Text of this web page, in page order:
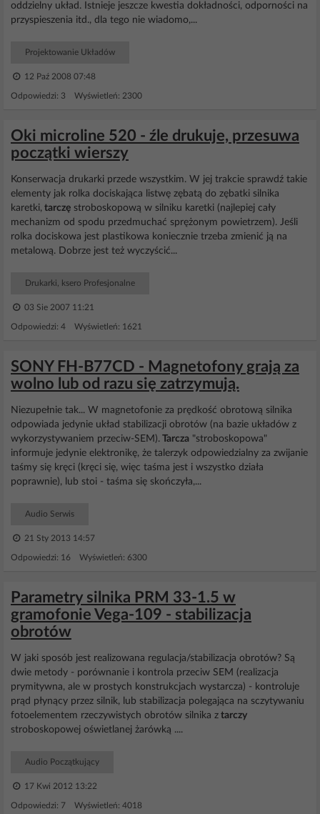
oddzielny układ. Istnieje jeszcze kwestia dokładności, odporności na
przyspieszenia itd., dla tego nie wiadomo,...
Projektowanie Układów
12 Paź 2008 07:48
Odpowiedzi: 3 Wyświetleń: 2300
Oki microline 520 - źle drukuje, przesuwa
początki wierszy
Konserwacja drukarki przede wszystkim. W jej trakcie sprawdź takie
elementy jak rolka dociskająca listwę zębatą do zębatki silnika
karetki, tarczę stroboskopową w silniku karetki (najlepiej cały
mechanizm od spodu przedmuchać sprężonym powietrzem). Jeśli
rolka dociskowa jest plastikowa koniecznie trzeba zmienić ją na
metalową. Dobrze jest też wyczyścić...
Drukarki, ksero Profesjonalne
03 Sie 2007 11:21
Odpowiedzi: 4 Wyświetleń: 1621
SONY FH-B77CD - Magnetofony grają za
wolno lub od razu się zatrzymują.
Niezupełnie tak... W magnetofonie za prędkość obrotową silnika
odpowiada jedynie układ stabilizacji obrotów (na bazie układów z
wykorzystywaniem przeciw-SEM). Tarcza "stroboskopowa"
informuje jedynie elektronikę, że talerzyk odpowiedzialny za zwijanie
taśmy się kręci (kręci się, więc taśma jest i wszystko działa
poprawnie), lub stoi - taśma się skończyła,...
Audio Serwis
21 Sty 2013 14:57
Odpowiedzi: 16 Wyświetleń: 6300
Parametry silnika PRM 33-1.5 w
gramofonie Vega-109 - stabilizacja
obrotów
W jaki sposób jest realizowana regulacja/stabilizacja obrotów? Są
dwie metody - porównanie i kontrola przeciw SEM (realizacja
prymitywna, ale w prostych konstrukcjach wystarcza) - kontroluje
prąd płynący przez silnik, lub stabilizacja polegająca na sczytywaniu
fotoelementem rzeczywistych obrotów silnika z tarczy
stroboskopowej oświetlanej żarówką ....
Audio Początkujący
17 Kwi 2012 13:22
Odpowiedzi: 7 Wyświetleń: 4018